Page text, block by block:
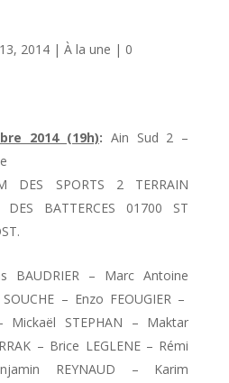
2014| À la une | 0
2014 (19h): Ain Sud 2 –
DES SPORTS 2 TERRAIN
BATTERCES 01700 ST
BAUDRIER – Marc Antoine
– Enzo FEOUGIER –
Mickaël STEPHAN – Maktar
– Brice LEGLENE – Rémi
REYNAUD – Karim